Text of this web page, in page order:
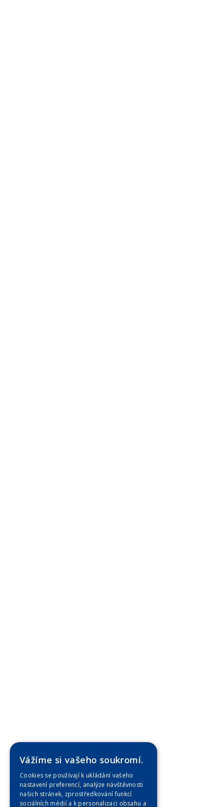
Vážíme si vašeho soukromí.
Cookies se používají k ukládání vašeho
nastavení preferencí, analýze návštěvnosti
našich stránek, zprostředkování funkcí
sociálních médií a k personalizaci obsahu a